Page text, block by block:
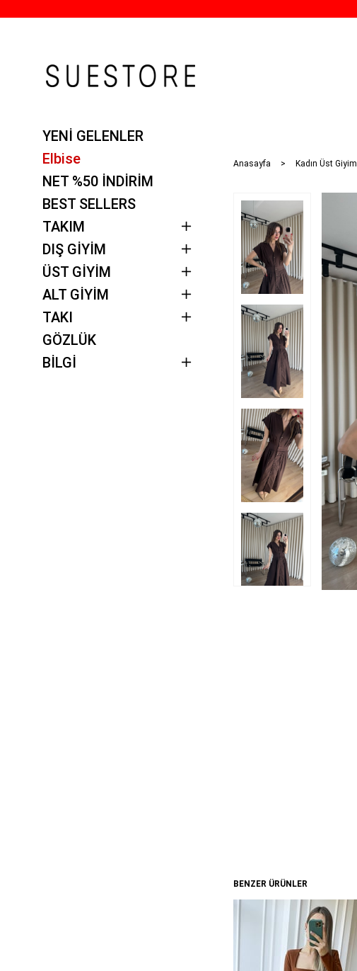
YENİ GELENLER
Elbise
NET %50 İNDİRİM
BEST SELLERS
TAKIM
DIŞ GİYİM
ÜST GİYİM
ALT GİYİM
TAKI
GÖZLÜK
BİLGİ
Anasayfa Kadın Üst Giyim
BENZER ÜRÜNLER